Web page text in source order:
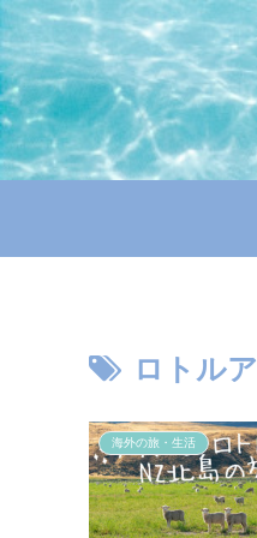
ロトルア
海外の旅・生活